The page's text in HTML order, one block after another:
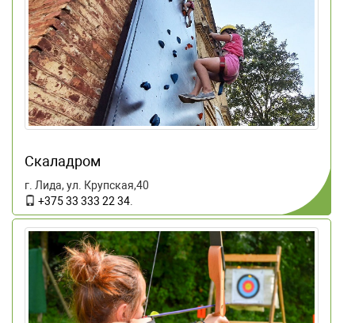
Скаладром
г. Лида, ул. Крупская,40
+375 33 333 22 34